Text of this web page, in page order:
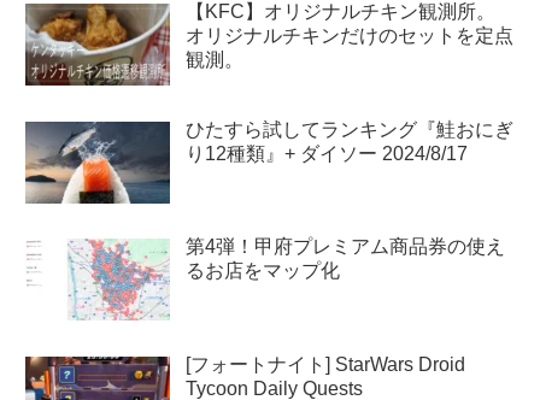
【KFC】オリジナルチキン観測所。
オリジナルチキンだけのセットを定点
観測。
ひたすら試してランキング『鮭おにぎ
り12種類』+ ダイソー 2024/8/17
第4弾！甲府プレミアム商品券の使え
るお店をマップ化
[フォートナイト] StarWars Droid
Tycoon Daily Quests